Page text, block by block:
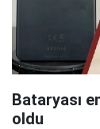
Bataryası
oldu